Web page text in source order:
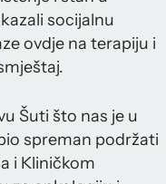
socijalnu
ovdje na terapiju i
Šuti što nas je u
spreman podržati
i Kliničkom